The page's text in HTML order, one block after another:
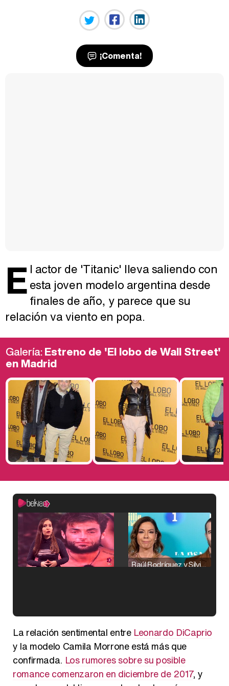
¡Comenta!
E l actor de 'Titanic' lleva saliendo con
esta joven modelo argentina desde
finales de año, y parece que su
relación va viento en popa.
Galería:Estreno de 'El lobo de Wall Street'
en Madrid
Raúl Rodríguez y Silvia Taulés nos cuentan su papel en 'La familia de la tele'
Carlota Corredera y Javier de Hoyos: "La tele tiene que representar al público también y aquí están todos los perfiles posibles&quo;
La relación sentimental entre Leonardo DiCaprio
y la modelo Camila Morrone está más que
confirmada. Los rumores sobre su posible
romance comenzaron en diciembre de 2017, y